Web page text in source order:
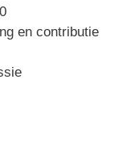
en contributie